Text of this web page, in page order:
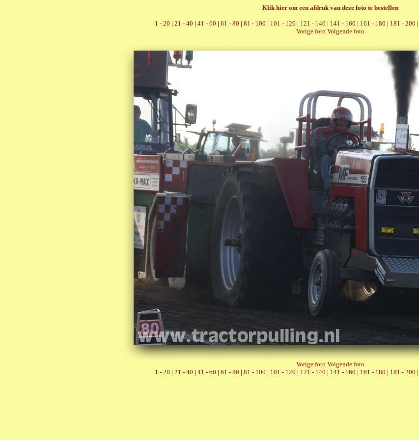
Klik hier om een afdruk van deze foto te bestellen
1 - 20 | 21 - 40 | 41 - 60 | 61 - 80 | 81 - 100 | 101 - 120 | 121 - 140 | 141 - 160 | 161 - 180 | 181 - 200 |
Vorige foto Volgende foto
Vorige foto Volgende foto
1 - 20 | 21 - 40 | 41 - 60 | 61 - 80 | 81 - 100 | 101 - 120 | 121 - 140 | 141 - 160 | 161 - 180 | 181 - 200 |